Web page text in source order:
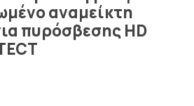
αναμείκτη
πυρόσβεσης HD